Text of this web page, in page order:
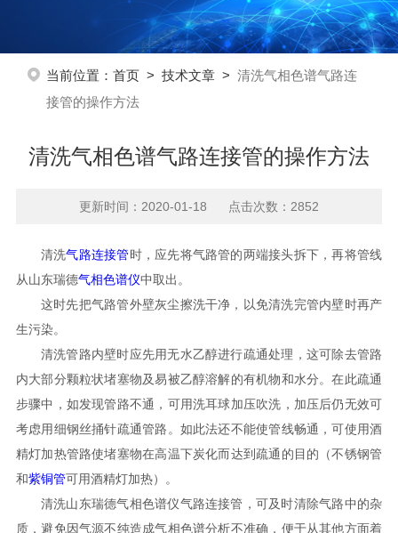
当前位置： 首页> 技术文章> 清洗气相色谱气路连
接管的操作方法
清洗气相色谱气路连接管的操作方法
更新时间：2020-01-18 点击次数：2852
清洗气路连接管时，应先将气路管的两端接头拆下，再将管线
从山东瑞德气相色谱仪中取出。
这时先把气路管外壁灰尘擦洗干净，以免清洗完管内壁时再产
生污染。
清洗管路内壁时应先用无水乙醇进行疏通处理，这可除去管路
内大部分颗粒状堵塞物及易被乙醇溶解的有机物和水分。在此疏通
步骤中，如发现管路不通，可用洗耳球加压吹洗，加压后仍无效可
考虑用细钢丝捅针疏通管路。如此法还不能使管线畅通，可使用酒
精灯加热管路使堵塞物在高温下炭化而达到疏通的目的（不锈钢管
和紫铜管可用酒精灯加热）。
清洗山东瑞德气相色谱仪气路连接管，可及时清除气路中的杂
质，避免因气源不纯造成气相色谱分析不准确，便于从其他方面着